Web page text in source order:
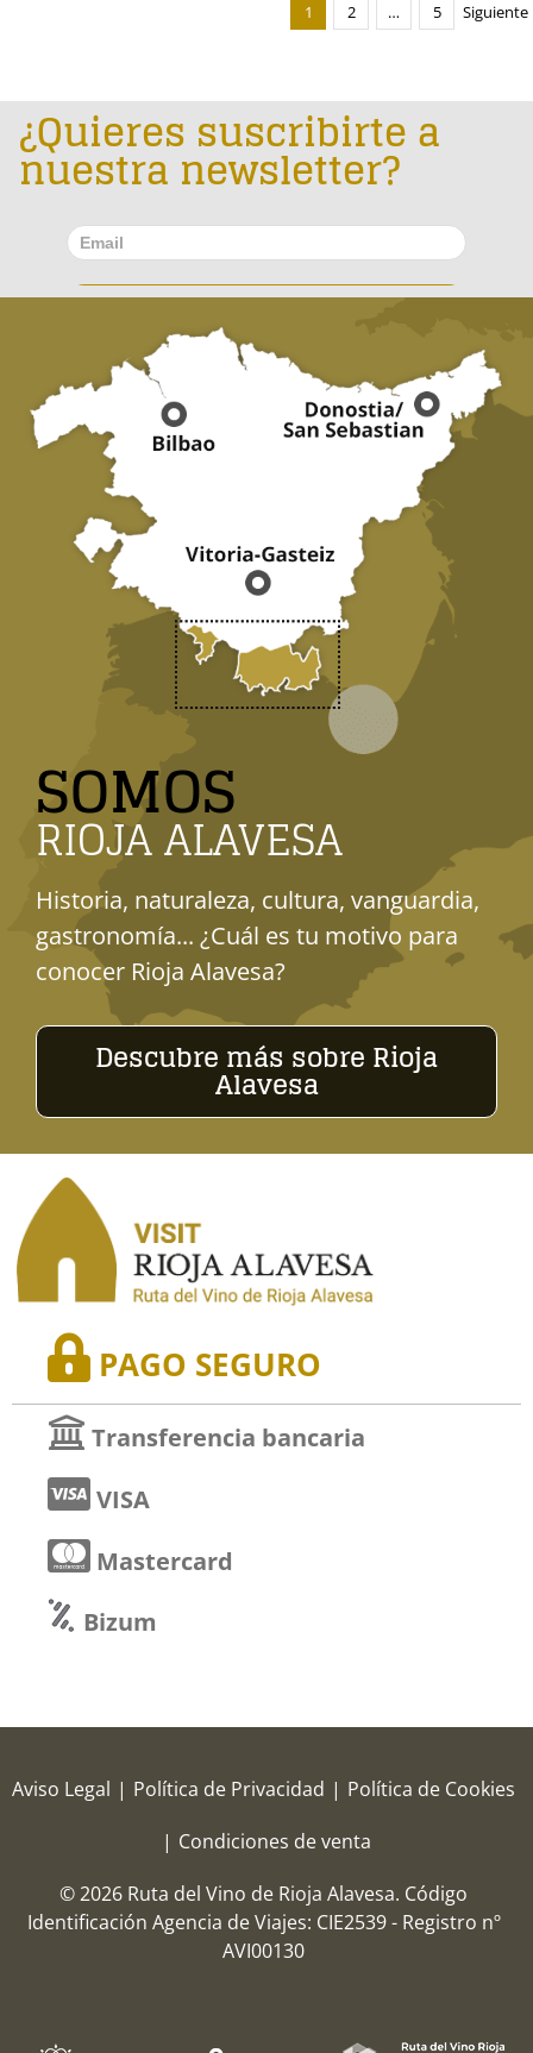
1 2 … 5 Siguiente
¿Quieres suscribirte a
nuestra newsletter?
SOMOS
RIOJA ALAVESA
Historia, naturaleza, cultura, vanguardia,
gastronomía... ¿Cuál es tu motivo para
conocer Rioja Alavesa?
Descubre más sobre Rioja
Alavesa
PAGO SEGURO
Transferencia bancaria
VISA
Mastercard
Bizum
Aviso Legal | Política de Privacidad | Política de Cookies
| Condiciones de venta
© 2026 Ruta del Vino de Rioja Alavesa. Código
Identificación Agencia de Viajes: CIE2539 - Registro nº
AVI00130